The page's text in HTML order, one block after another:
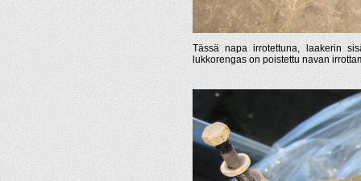
Tässä napa irrotettuna, laakerin
lukkorengas on poistettu navan